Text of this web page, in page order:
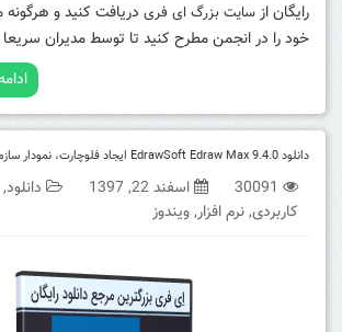
رایگان از سایت بزرگ ای فری دریافت کنید و هرگونه
خود را در انجمن مطرح کنید تا توسط مدیران
دانلود EdrawSoft Edraw Max 9.4.0 ایجاد فلوچارت، نمودار سازمانی، دیاگرام های شبکه
30091 اسفند 22, 1397 دانلود,
کاربردی,نرم افزار,ویندوز